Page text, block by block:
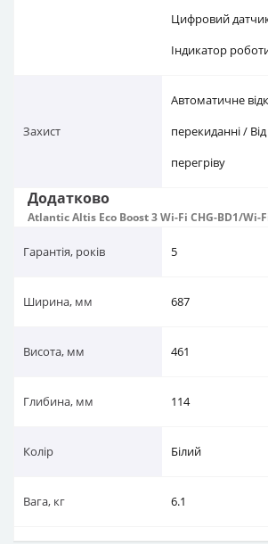
Цифровий
Індикатор
Захист
Автоматичне
перекиданні / Від
перегріву
Додатково
Atlantic Altis Eco Boost 3 Wi-Fi CHG-BD1/Wi-
Гарантія, років 5
Ширина, мм 687
Висота, мм 461
Глибина, мм 114
Колір Білий
Вага, кг 6.1